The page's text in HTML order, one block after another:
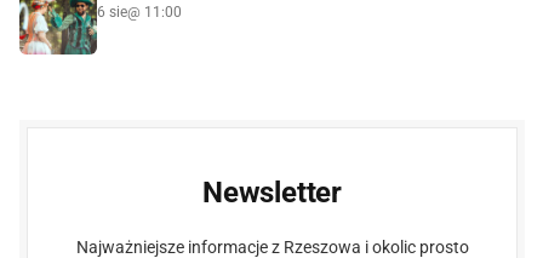
6 sie@ 11:00
Newsletter
Najważniejsze informacje z Rzeszowa i okolic prosto